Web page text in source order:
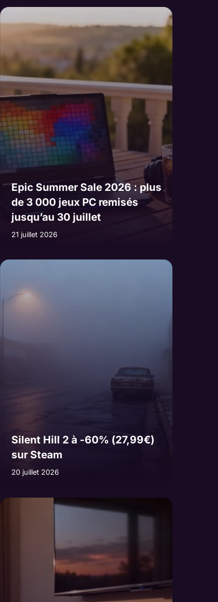
Epic Summer Sale 2026 : plus
de 3 000 jeux PC remisés
jusqu’au 30 juillet
21 juillet 2026
Silent Hill 2 à -60% (27,99€)
sur Steam
20 juillet 2026